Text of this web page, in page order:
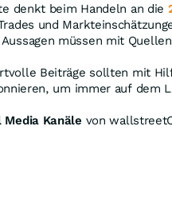
denkt beim Handeln an die
und
müssen mit
Beiträge sollten mit
um immer auf dem
Media Kanäle von